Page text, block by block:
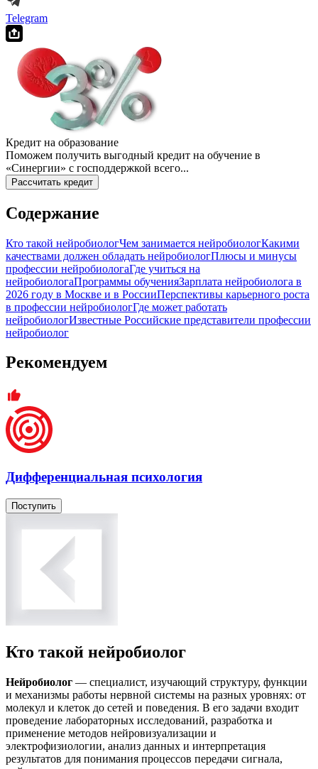
Telegram
Кредит на образование
Поможем получить выгодный кредит на обучение в
«Синергии» с господдержкой всего...
Рассчитать кредит
Содержание
Кто такой нейробиологЧем занимается нейробиологКакими
качествами должен обладать нейробиологПлюсы и минусы
профессии нейробиологаГде учиться на
нейробиологаПрограммы обученияЗарплата нейробиолога в
2026 году в Москве и в РоссииПерспективы карьерного роста
в профессии нейробиологГде может работать
нейробиологИзвестные Российские представители профессии
нейробиолог
Рекомендуем
Дифференциальная психология
Поступить
Кто такой нейробиолог
Нейробиолог — специалист, изучающий структуру, функции
и механизмы работы нервной системы на разных уровнях: от
молекул и клеток до сетей и поведения. В его задачи входит
проведение лабораторных исследований, разработка и
применение методов нейровизуализации и
электрофизиологии, анализ данных и интерпретация
результатов для понимания процессов передачи сигнала,